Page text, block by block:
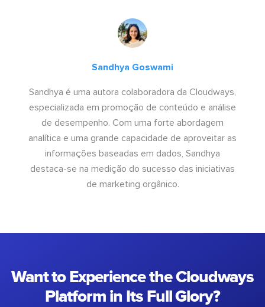
Sandhya Goswami
Sandhya é uma autora colaboradora da Cloudways,
especializada em promoção de conteúdo e análise
de desempenho. Com uma forte abordagem
analítica e uma grande capacidade de aproveitar as
informações baseadas em dados, Sandhya
destaca-se na medição do sucesso das iniciativas
de marketing orgânico.
Want to Experience the Cloudways
Platform in Its Full Glory?